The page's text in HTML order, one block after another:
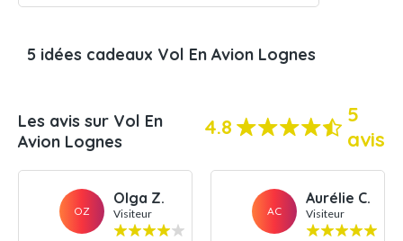
5 idées cadeaux Vol En Avion Lognes
Les avis sur Vol En
Avion Lognes
4.8
5
avis
OZ
Olga Z.
Visiteur AC
Aurélie C.
Visiteur